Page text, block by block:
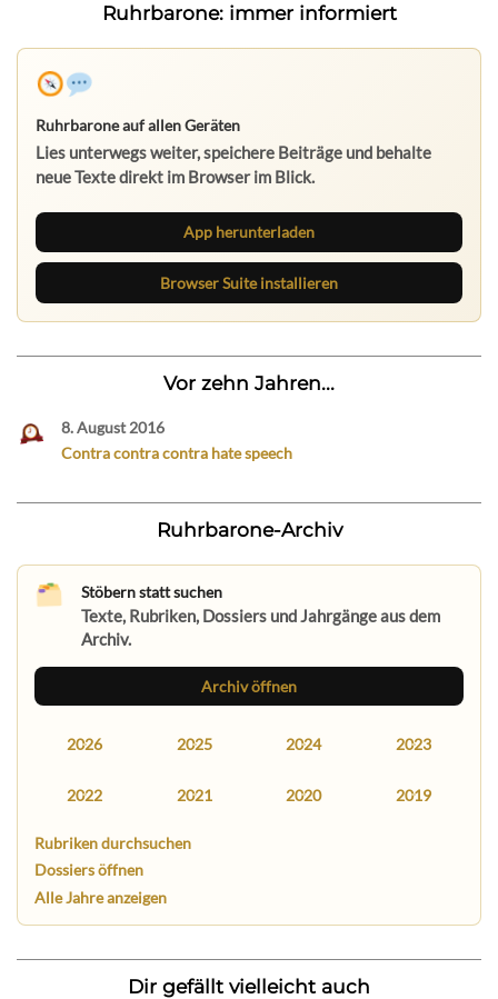
Ruhrbarone: immer informiert
Ruhrbarone auf allen Geräten
Lies unterwegs weiter, speichere Beiträge und behalte
neue Texte direkt im Browser im Blick.
App herunterladen
Browser Suite installieren
Vor zehn Jahren...
8. August 2016
Contra contra contra hate speech
Ruhrbarone-Archiv
Stöbern statt suchen
Texte, Rubriken, Dossiers und Jahrgänge aus dem
Archiv.
Archiv öffnen
2026 2025 2024 2023
2022 2021 2020 2019
Rubriken durchsuchen
Dossiers öffnen
Alle Jahre anzeigen
Dir gefällt vielleicht auch